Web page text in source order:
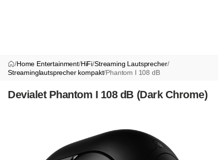
/Home Entertainment/HiFi/Streaming Lautsprecher/
Streaminglautsprecher kompakt/Phantom I 108 dB
Devialet Phantom I 108 dB (Dark Chrome)